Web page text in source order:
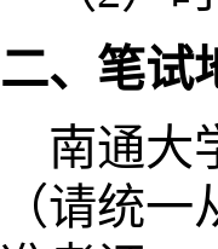
二、笔试
南通大
（请统一